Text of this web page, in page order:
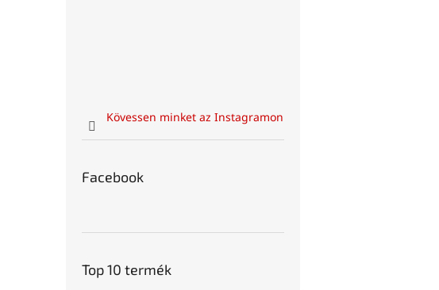
Kövessen minket az Instagramon
Facebook
Top 10 termék